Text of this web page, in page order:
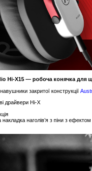
Hi-X15 — робоча конячка для
закритої конструкції
драйвери Hi-X
наголів’я з піни з ефектом